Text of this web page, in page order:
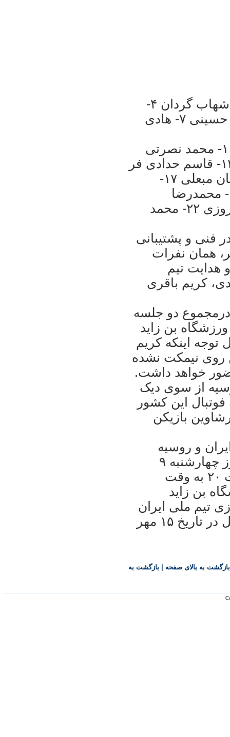
۱- مهدی رحمتی ۲- ابراهيم ميرزاپور ۳- شهاب گردان ۴-
خسرو حيدری ۵- فرشيد طالبی ۶- جلال حسينی ۷- هادی
۸- احسان حاجی صفی ۹- محسن بنگر ۱۰- محمد نصرتی
۱۱- جواد نکونام ۱۲- آندرانيک تيموريان ۱۳- قاسم حدادی فر
۱۴- محمد نوری ۱۵- پژمان نوری ۱۶- ايمان مبعلی ۱۷-
غلامرضا رضايی ۱۸- مسعود شجاعی ۱۹- محمدرضا
خلعتبری ۲- کريم انصاريفرد ۲۱- رضا نوروزی ۲۲- محمد
فنی و پشتيبانی
همان نفرات
هدايت تيم
کريم باقری
درمجموع دو جلسه
بن زايد
توجه اينکه کريم
روی نيمکت نشده
خواهد داشت.
از سوی ديک
اين کشور
بازيکن
و روسيه
ديدار دوستانه تيم های ملی دو کشور روز چهارشنبه ۹
فوريه ۲۰۱۱ برابر با ۲۰ بهمن ۸۹ –ساعت ۲۰ به وقت
بن زايد
تيم ملی ايران
در اين ورزشگاه بعد از بازی مقابل برزيل در تاريخ ۱۵ مهر
بازگشت به بالای صفحه بازگشت به